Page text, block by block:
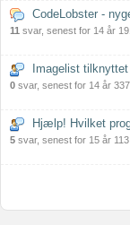
CodeLobster -
11 svar, senest for 14 år
Imagelist
0 svar, senest for 14 år
Hjælp! Hvilket
5 svar, senest for 15 år